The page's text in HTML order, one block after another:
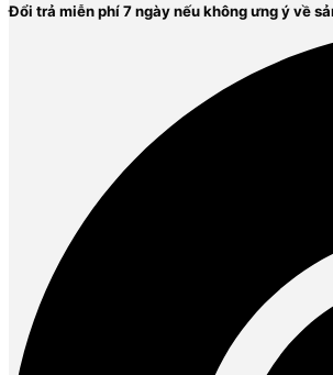
Đổi trả miễn phí 7 ngày nếu không ưng ý về